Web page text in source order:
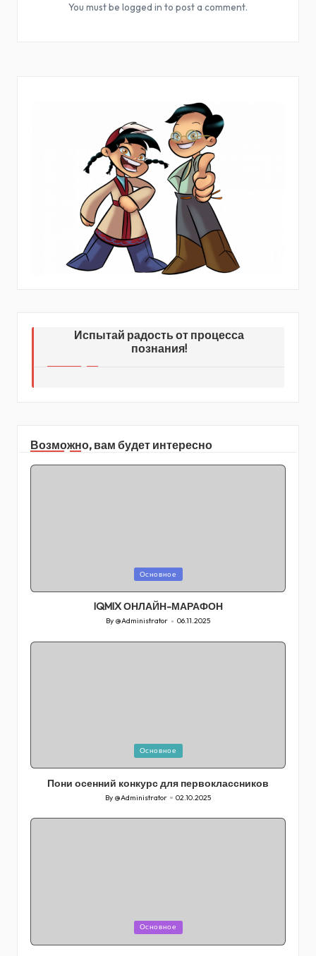
You must be logged in to post a comment.
Испытай радость от процесса
познания!
Возможно, вам будет интересно
Основное
IQMIX ОНЛАЙН-МАРАФОН
Posted
By @Administrator 06.11.2025
Основное
Пони осенний конкурс для первоклассников
Posted
By @Administrator 02.10.2025
Основное